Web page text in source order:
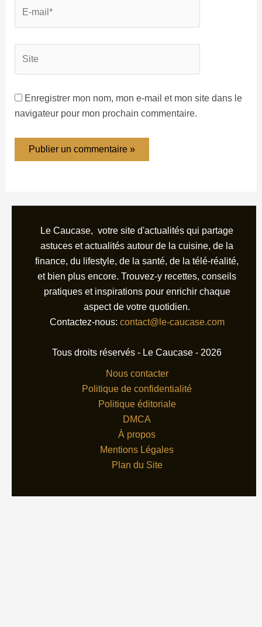
Enregistrer mon nom, mon e-mail et mon site dans le
navigateur pour mon prochain commentaire.
Le Caucase, votre site d'actualités qui partage
astuces et actualités autour de la cuisine, de la
finance, du lifestyle, de la santé, de la télé-réalité,
et bien plus encore. Trouvez-y recettes, conseils
pratiques et inspirations pour enrichir chaque
aspect de votre quotidien.
Contactez-nous: contact@le-caucase.com
Tous droits réservés - Le Caucase - 2026
Nous contacter
Politique de confidentialité
Politique éditoriale
DMCA
À propos
Mentions Légales
Plan du Site